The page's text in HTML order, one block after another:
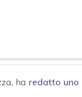
ha redatto uno